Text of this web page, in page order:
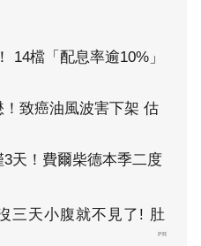
14檔「配息率逾10%」
致癌油風波害下架 估
天！費爾柴德本季二度
三天小腹就不見了! 肚
PR